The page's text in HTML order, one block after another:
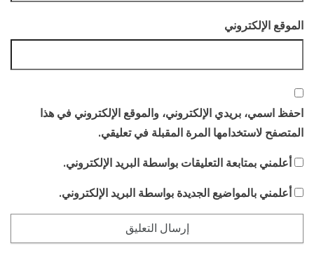
الموقع الإلكتروني
احفظ اسمي، بريدي الإلكتروني، والموقع الإلكتروني في هذا
المتصفح لاستخدامها المرة المقبلة في تعليقي.
أعلمني بمتابعة التعليقات بواسطة البريد الإلكتروني.
أعلمني بالمواضيع الجديدة بواسطة البريد الإلكتروني.